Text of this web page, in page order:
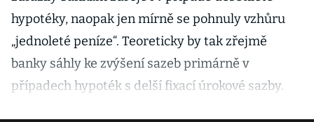
hypotéky, naopak jen mírně se pohnuly vzhůru
„jednoleté peníze“. Teoreticky by tak zřejmě
banky sáhly ke zvýšení sazeb primárně v
případech hypoték s delší fixací úrokové sazby.